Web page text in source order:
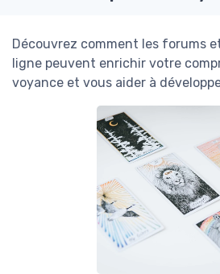
Découvrez comment les forums
ligne peuvent enrichir votre
voyance et vous aider à